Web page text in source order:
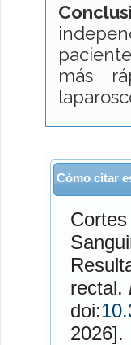
más
Cómo citar
rectal.
doi:
2026].